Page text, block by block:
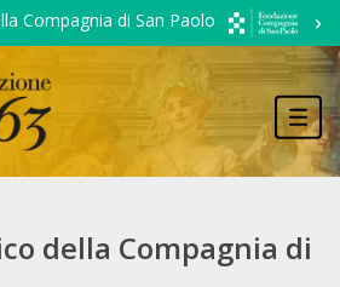
Compagnia di San Paolo
della Compagnia di